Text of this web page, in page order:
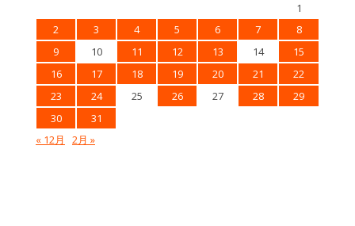
1
2
3 4 5 6 7
8
9
10 11 12 13 14
15
16
17 18 19 20 21
22
23
24 25 26 27 28
29
30
31
« 12月
2月 »